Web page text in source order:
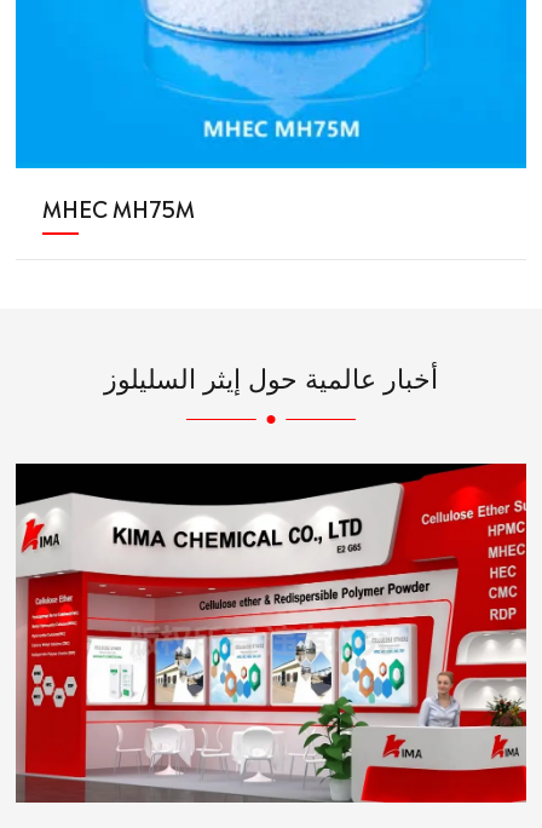
MHEC MH75M
أخبار عالمية حول إيثر السليلوز